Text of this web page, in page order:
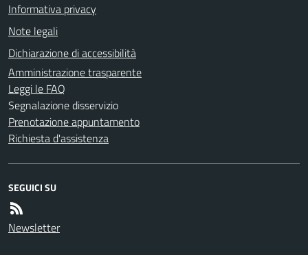
Informativa privacy
Note legali
Dichiarazione di accessibilità
Amministrazione trasparente
Leggi le FAQ
Segnalazione disservizio
Prenotazione appuntamento
Richiesta d'assistenza
SEGUICI SU
Newsletter